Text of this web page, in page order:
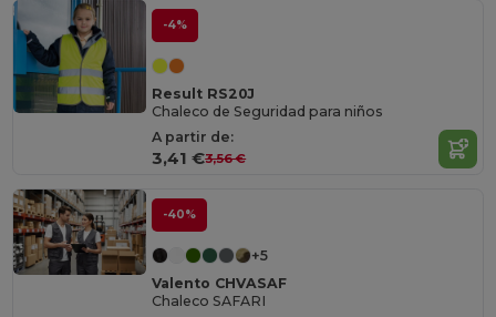
-4%
Result RS20J
Chaleco de Seguridad para niños
A partir de:
3,41 €3,56 €
-40%
+5
Valento CHVASAF
Chaleco SAFARI